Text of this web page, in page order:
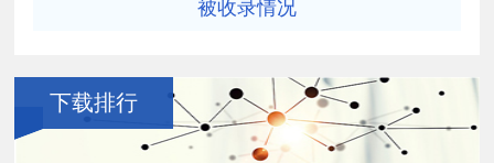
被收录情况
下载排行